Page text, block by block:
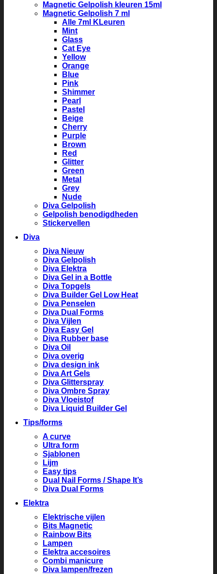
Magnetic Gelpolish kleuren 15ml
Magnetic Gelpolish 7 ml
Alle 7ml KLeuren
Mint
Glass
Cat Eye
Yellow
Orange
Blue
Pink
Shimmer
Pearl
Pastel
Beige
Cherry
Purple
Brown
Red
Glitter
Green
Metal
Grey
Nude
Diva Gelpolish
Gelpolish benodigdheden
Stickervellen
Diva
Diva Nieuw
Diva Gelpolish
Diva Elektra
Diva Gel in a Bottle
Diva Topgels
Diva Builder Gel Low Heat
Diva Penselen
Diva Dual Forms
Diva Vijlen
Diva Easy Gel
Diva Rubber base
Diva Oil
Diva overig
Diva design ink
Diva Art Gels
Diva Glitterspray
Diva Ombre Spray
Diva Vloeistof
Diva Liquid Builder Gel
Tips/forms
A curve
Ultra form
Sjablonen
Lijm
Easy tips
Dual Nail Forms / Shape It’s
Diva Dual Forms
Elektra
Elektrische vijlen
Bits Magnetic
Rainbow Bits
Lampen
Elektra accesoires
Combi manicure
Diva lampen/frezen